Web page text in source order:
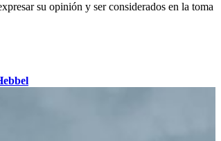
su opinión y ser considerados en la toma